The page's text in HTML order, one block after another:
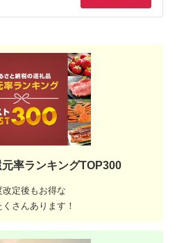
率ランキングTOP300
定後もお得な
さんあります！